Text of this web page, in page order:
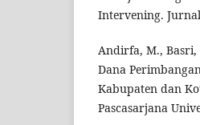
Intervening.
Andirfa, M., Basri,
Dana
Kabupaten dan
Pascasarjana